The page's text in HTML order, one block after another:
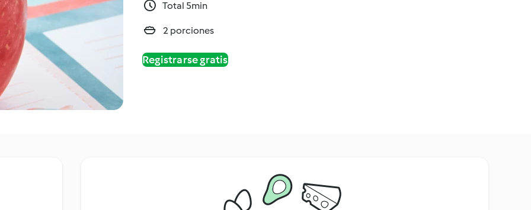
Total 5min
2 porciones
Registrarse gratis